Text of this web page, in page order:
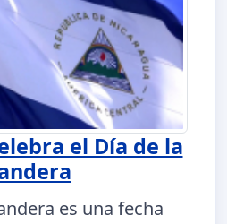
el Día de la
es una fecha